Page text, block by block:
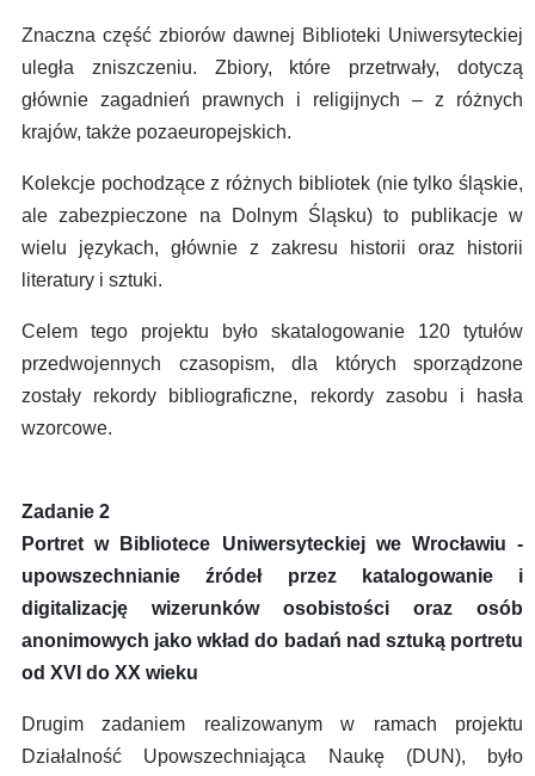
Znaczna część zbiorów dawnej Biblioteki Uniwersyteckiej
uległa zniszczeniu. Zbiory, które przetrwały, dotyczą
głównie zagadnień prawnych i religijnych – z różnych
krajów, także pozaeuropejskich.
Kolekcje pochodzące z różnych bibliotek (nie tylko śląskie,
ale zabezpieczone na Dolnym Śląsku) to publikacje w
wielu językach, głównie z zakresu historii oraz historii
literatury i sztuki.
Celem tego projektu było skatalogowanie 120 tytułów
przedwojennych czasopism, dla których sporządzone
zostały rekordy bibliograficzne, rekordy zasobu i hasła
wzorcowe.
Zadanie 2
Portret w Bibliotece Uniwersyteckiej we Wrocławiu -
upowszechnianie źródeł przez katalogowanie i
digitalizację wizerunków osobistości oraz osób
anonimowych jako wkład do badań nad sztuką portretu
od XVI do XX wieku
Drugim zadaniem realizowanym w ramach projektu
Działalność Upowszechniająca Naukę (DUN), było